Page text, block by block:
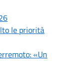
le priorità
«Un